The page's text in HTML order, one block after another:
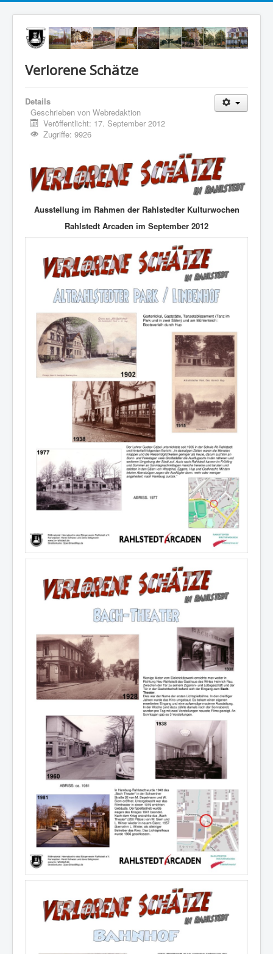
Verlorene Schätze
Details
Geschrieben von Webredaktion
Veröffentlicht: 17. September 2012
Zugriffe: 9926
Ausstellung im Rahmen der Rahlstedter Kulturwochen
Rahlstedt Arcaden im September 2012